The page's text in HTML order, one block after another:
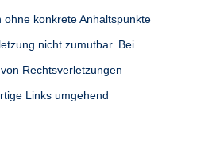
ohne konkrete Anhaltspunkte
nicht zumutbar. Bei
Rechtsverletzungen
Links umgehend